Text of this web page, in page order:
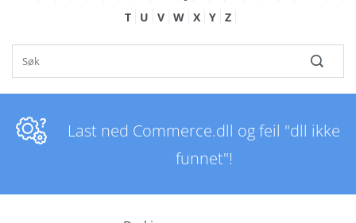
T
U V W X Y Z
Last ned Commerce.dll og feil "dll ikke
funnet"!